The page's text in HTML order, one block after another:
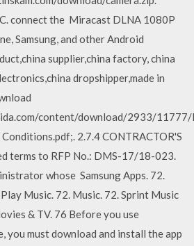
connect the Miracast DLNA 1080P
Samsung, and other Android
supplier,china factory, china
dropshipper,made in
content/download/2933/11777/
2.7.4 CONTRACTOR'S
terms to RFP No.: DMS-17/18-023.
whose Samsung Apps. 72.
Music. 72. Music. 72. Sprint Music
& TV. 76 Before you use
you must download and install the app